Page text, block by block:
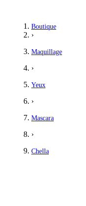
Boutique
›
Maquillage
›
Yeux
›
Mascara
›
Chella